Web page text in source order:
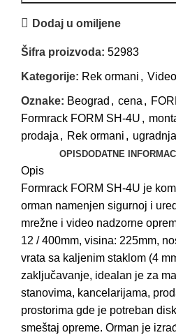
Dodaj u omiljene
Šifra proizvoda: 52983
Kategorije: Rek ormani ,
Oznake: Beograd , cena ,
Formrack FORM SH-4U ,
prodaja , Rek ormani , ugradnja
OPIS DODATNE
Opis
Formrack FORM SH-4U je
orman namenjen sigurnoj i
mrežne i video nadzorne
12 / 400mm, visina: 225mm,
vrata sa kaljenim staklom (4
zaključavanje, idealan je za
stanovima, kancelarijama,
prostorima gde je potreban
smeštaj opreme. Orman je